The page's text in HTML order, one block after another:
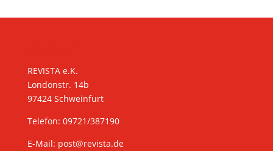
REVISTA e.K.
Londonstr. 14b
97424 Schweinfurt
Telefon: 09721/387190
E-Mail: post@revista.de